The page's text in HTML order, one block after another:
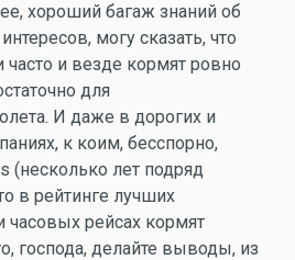
хороший багаж знаний об
могу сказать, что
и везде кормят ровно
для
И даже в дорогих и
к коим, бесспорно,
(несколько лет подряд
в рейтинге лучших
часовых рейсах кормят
господа, делайте выводы, из